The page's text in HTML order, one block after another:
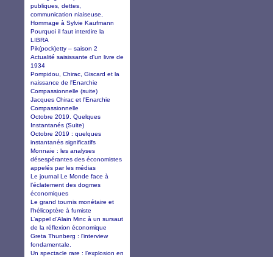
publiques, dettes,
communication niaiseuse,
Hommage à Sylvie Kaufmann
Pourquoi il faut interdire la
LIBRA
Pik(pock)etty – saison 2
Actualité saisissante d'un livre de
1934
Pompidou, Chirac, Giscard et la
naissance de l'Enarchie
Compassionnelle (suite)
Jacques Chirac et l'Enarchie
Compassionnelle
Octobre 2019. Quelques
Instantanés (Suite)
Octobre 2019 : quelques
instantanés significatifs
Monnaie : les analyses
désespérantes des économistes
appelés par les médias
Le journal Le Monde face à
l’éclatement des dogmes
économiques
Le grand tournis monétaire et
l'hélicoptère à fumiste
L’appel d’Alain Minc à un sursaut
de la réflexion économique
Greta Thunberg : l'interview
fondamentale.
Un spectacle rare : l’explosion en